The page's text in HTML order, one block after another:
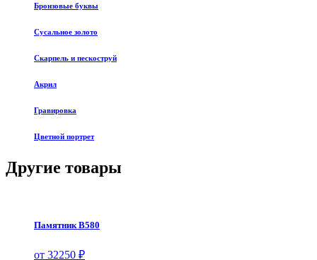
Бронзовые буквы
Сусальное золото
Скарпель и пескоструй
Акрил
Гравировка
Цветной портрет
Другие товары
Памятник В580
от 32250 ₽